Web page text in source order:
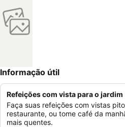
Informação útil
Refeições com vista para o jardim
Faça suas refeições com vistas
restaurante, ou tome café da
mais quentes.